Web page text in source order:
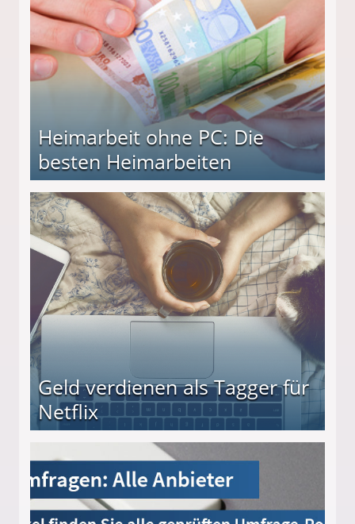
Heimarbeit ohne PC: Die
besten Heimarbeiten
Geld verdienen als Tagger für
Netflix